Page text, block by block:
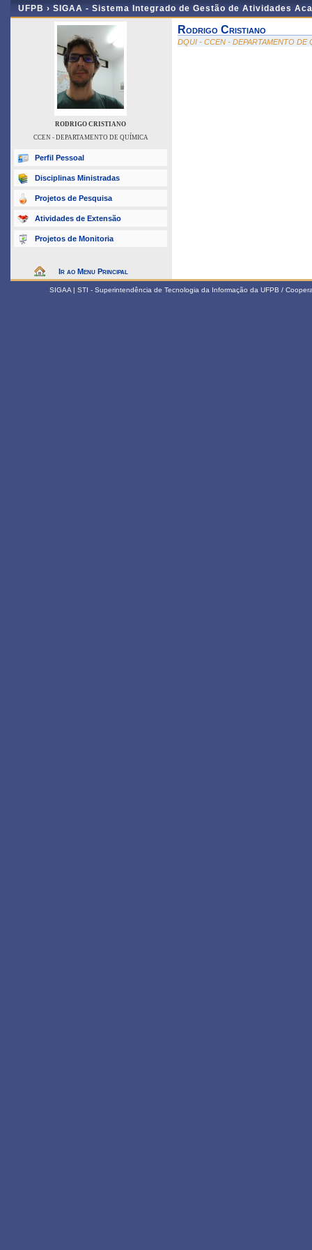
UFPB › SIGAA - Sistema Integrado de Gestão de Atividades
RODRIGO CRISTIANO
CCEN - DEPARTAMENTO DE QUÍMICA
Perfil Pessoal
Disciplinas Ministradas
Projetos de Pesquisa
Atividades de Extensão
Projetos de Monitoria
Ir ao Menu Principal
Rodrigo Cristiano
DQUI - CCEN - DEPARTAMENTO DE
SIGAA | STI - Superintendência de Tecnologia da Informação da UFPB /